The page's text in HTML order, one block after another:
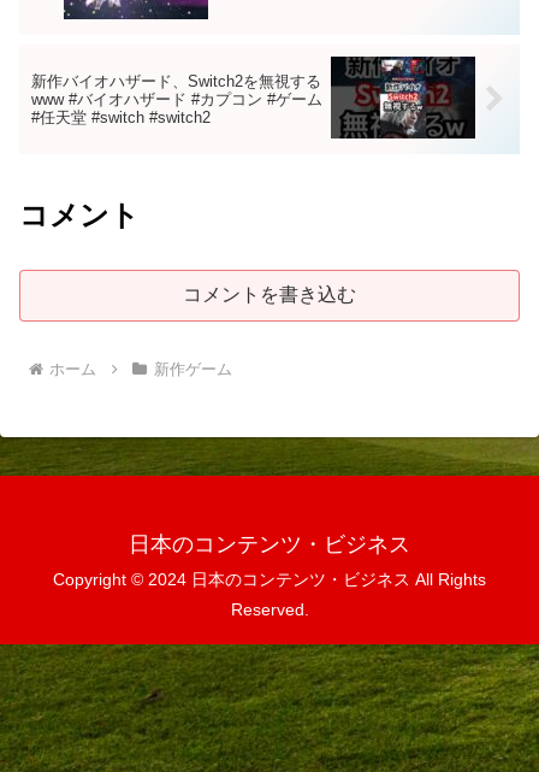
新作バイオハザード、Switch2を無視する
www #バイオハザード #カプコン #ゲーム
#任天堂 #switch #switch2
コメント
コメントを書き込む
ホーム 新作ゲーム
日本のコンテンツ・ビジネス
Copyright © 2024 日本のコンテンツ・ビジネス All Rights
Reserved.